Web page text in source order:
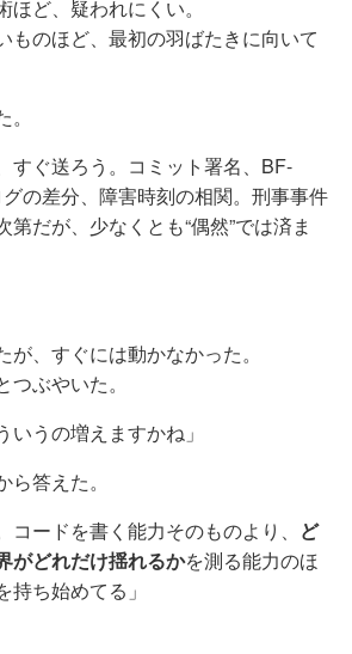
ど、疑われにくい。
ものほど、最初の羽ばたきに向いて
すぐ送ろう。コミット署名、BF-
の差分、障害時刻の相関。刑事事件
第だが、少なくとも“偶然”では済ま
、すぐには動かなかった。
ぶやいた。
いうの増えますかね」
答えた。
コードを書く能力そのものより、 ど
がどれだけ揺れるかを測る能力のほ
持ち始めてる」